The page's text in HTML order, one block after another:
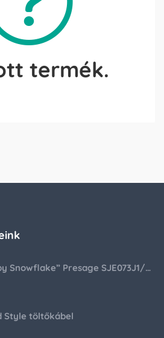
termék.
Seiko “Baby Snowflake” Presage SJE073J1/SARA015 Limited Edition
Style töltőkábel